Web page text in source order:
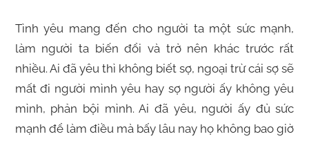
Tình yêu mang đến cho người ta một sức mạnh,
làm người ta biến đổi và trở nên khác trước rất
nhiều. Ai đã yêu thì không biết sợ, ngoại trừ cái sợ sẽ
mất đi người mình yêu hay sợ người ấy không yêu
mình, phản bội mình. Ai đã yêu, người ấy đủ sức
mạnh để làm điều mà bấy lâu nay họ không bao giờ